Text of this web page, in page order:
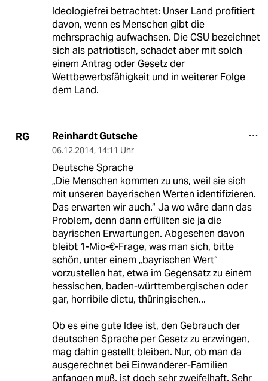
Ideologiefrei betrachtet: Unser Land profitiert
davon, wenn es Menschen gibt die
mehrsprachig aufwachsen. Die CSU bezeichnet
sich als patriotisch, schadet aber mit solch
einem Antrag oder Gesetz der
Wettbewerbsfähigkeit und in weiterer Folge
dem Land.
RG Reinhardt Gutsche
06.12.2014, 14:11 Uhr
Deutsche Sprache
„Die Menschen kommen zu uns, weil sie sich
mit unseren bayerischen Werten identifizieren.
Das erwarten wir auch.“ Ja wo wäre dann das
Problem, denn dann erfüllten sie ja die
bayrischen Erwartungen. Abgesehen davon
bleibt 1-Mio-€-Frage, was man sich, bitte
schön, unter einem „bayrischen Wert“
vorzustellen hat, etwa im Gegensatz zu einem
hessischen, baden-württembergischen oder
gar, horribile dictu, thüringischen...
Ob es eine gute Idee ist, den Gebrauch der
deutschen Sprache per Gesetz zu erzwingen,
mag dahin gestellt bleiben. Nur, ob man da
ausgerechnet bei Einwanderer-Familien